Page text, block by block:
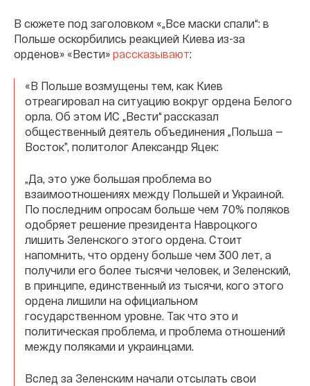
В сюжете под заголовком «„Все маски спали“: в
Польше оскорбились реакцией Киева из-за
орденов» «Вести» рассказывают:
«В Польше возмущены тем, как Киев
отреагировал на ситуацию вокруг ордена Белого
орла. Об этом ИС „Вести“ рассказал
общественный деятель объединения „Польша —
Восток”, политолог Александр Яцек:
„Да, это уже большая проблема во
взаимоотношениях между Польшей и Украиной.
По последним опросам больше чем 70% поляков
одобряет решение президента Навроцкого
лишить Зеленского этого ордена. Стоит
напомнить, что ордену больше чем 300 лет, а
получили его более тысячи человек, и Зеленский,
в принципе, единственный из тысячи, кого этого
ордена лишили на официальном
государственном уровне. Так что это и
политическая проблема, и проблема отношений
между поляками и украинцами.
Вслед за Зеленским начали отсылать свои